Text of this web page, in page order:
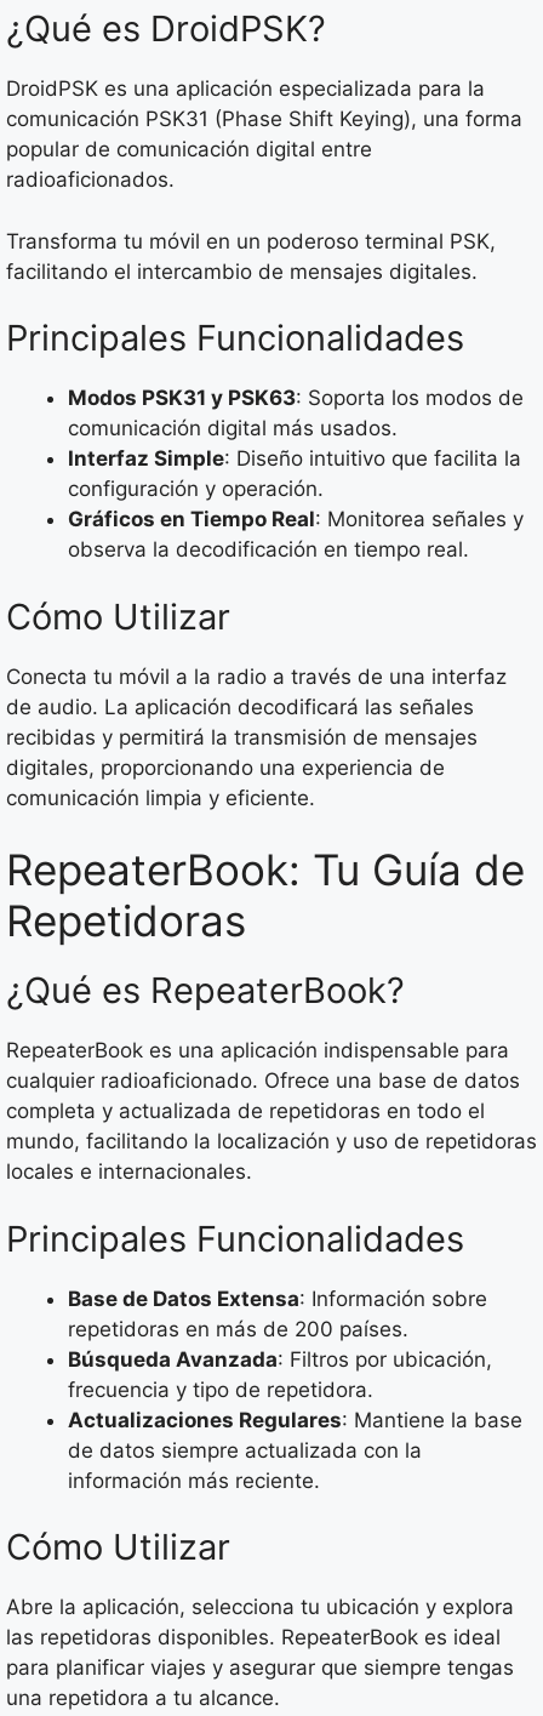
¿Qué es DroidPSK?
DroidPSK es una aplicación especializada para la
comunicación PSK31 (Phase Shift Keying), una forma
popular de comunicación digital entre
radioaficionados.
Transforma tu móvil en un poderoso terminal PSK,
facilitando el intercambio de mensajes digitales.
Principales Funcionalidades
Modos PSK31 y PSK63: Soporta los modos de
comunicación digital más usados.
Interfaz Simple: Diseño intuitivo que facilita la
configuración y operación.
Gráficos en Tiempo Real: Monitorea señales y
observa la decodificación en tiempo real.
Cómo Utilizar
Conecta tu móvil a la radio a través de una interfaz
de audio. La aplicación decodificará las señales
recibidas y permitirá la transmisión de mensajes
digitales, proporcionando una experiencia de
comunicación limpia y eficiente.
RepeaterBook: Tu Guía de
Repetidoras
¿Qué es RepeaterBook?
RepeaterBook es una aplicación indispensable para
cualquier radioaficionado. Ofrece una base de datos
completa y actualizada de repetidoras en todo el
mundo, facilitando la localización y uso de repetidoras
locales e internacionales.
Principales Funcionalidades
Base de Datos Extensa: Información sobre
repetidoras en más de 200 países.
Búsqueda Avanzada: Filtros por ubicación,
frecuencia y tipo de repetidora.
Actualizaciones Regulares: Mantiene la base
de datos siempre actualizada con la
información más reciente.
Cómo Utilizar
Abre la aplicación, selecciona tu ubicación y explora
las repetidoras disponibles. RepeaterBook es ideal
para planificar viajes y asegurar que siempre tengas
una repetidora a tu alcance.